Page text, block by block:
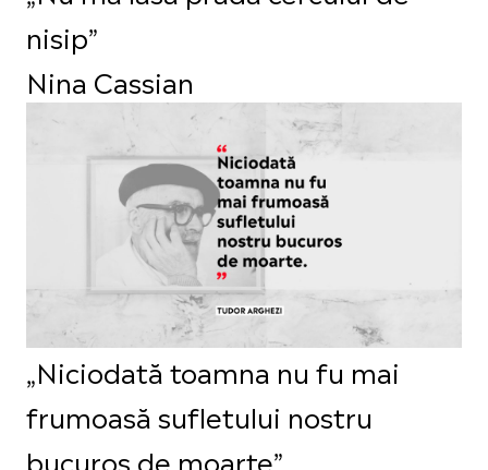
nisip”
Nina Cassian
„Niciodată toamna nu fu mai
frumoasă sufletului nostru
bucuros de moarte”